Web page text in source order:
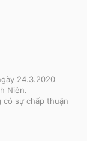
24.3.2020
Niên.
có sự chấp thuận